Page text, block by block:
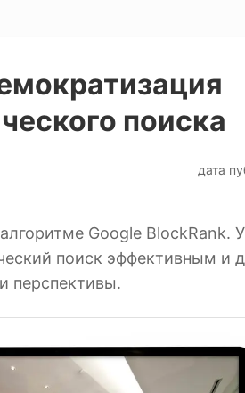
поиска
дата
Google BlockRank.
поиск эффективным и
перспективы.